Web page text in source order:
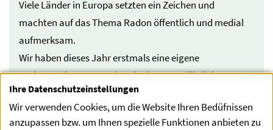
Viele Länder in Europa setzten ein Zeichen und
machten auf das Thema Radon öffentlich und medial
aufmerksam.
Wir haben dieses Jahr erstmals eine eigene
Radonwoche veranstaltet, in der unser jährliches
Radon-Netzwerk Treffen und eine Infoveranstaltung
zum Radonschutz in Oetz in Tirol stattgefunden haben.
Ihre Datenschutzeinstellungen
Wir verwenden Cookies, um die Website Ihren Bedüfnissen
anzupassen bzw. um Ihnen spezielle Funktionen anbieten zu